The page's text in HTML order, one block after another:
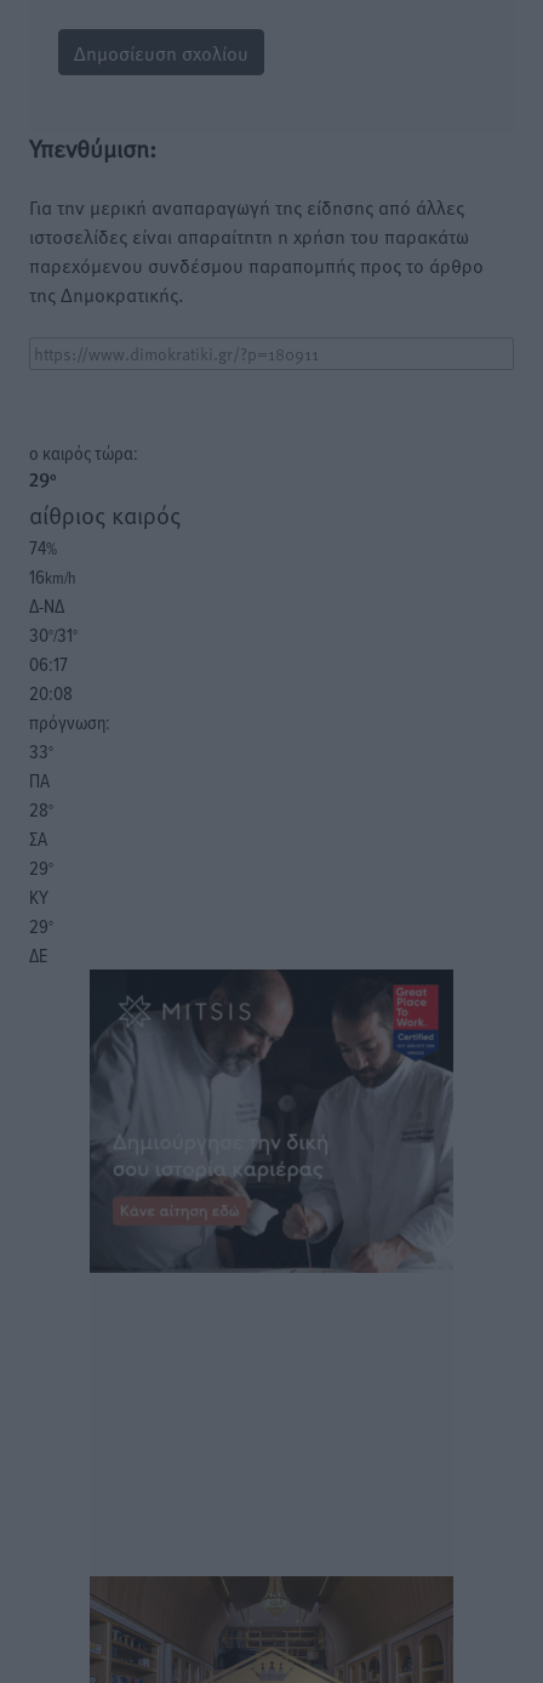
Υπενθύμιση:
Για την μερική αναπαραγωγή της είδησης από άλλες
ιστοσελίδες είναι απαραίτητη η χρήση του παρακάτω
παρεχόμενου συνδέσμου παραπομπής προς το άρθρο
της Δημοκρατικής.
o καιρός τώρα:
29°
αίθριος καιρός
74%
16km/h
Δ-ΝΔ
30°/31°
06:17
20:08
πρόγνωση:
33°
ΠΑ
28°
ΣΑ
29°
ΚΥ
29°
ΔΕ